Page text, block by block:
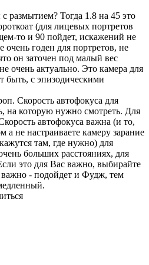
размытием? Тогда 1.8 на 45 это
(для лицевых портретов
то и 90 пойдет, искажений не
годен для портретов, не
он заточен под малый вес
очень актуально. Это камера для
быть, с эпизодическими
Скорость автофокуса для
на которую нужно смотреть. Для
автофокуса важна (и то,
а не настраиваете камеру зарание
там, где нужно) для
больших расстояниях, для
это для Вас важно, выбирайте
- подойдет и Фудж, тем